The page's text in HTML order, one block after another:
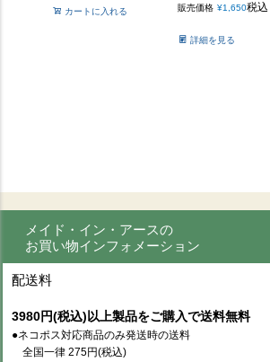
カートに入れる 販売価格 ¥1,650税込
詳細を見る
メイド・イン・アースの
お買い物インフォメーション
配送料
3980円(税込)以上製品をご購入で送料無料
●ネコポス対応商品のみ発送時の送料
全国一律 275円(税込)